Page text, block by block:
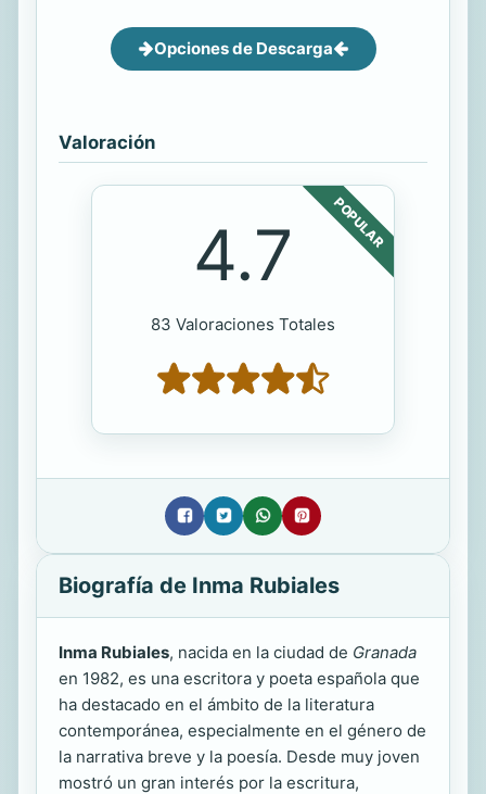
Opciones de Descarga
Valoración
POPULAR
4.7
83 Valoraciones Totales
Biografía de Inma Rubiales
Inma Rubiales, nacida en la ciudad de Granada
en 1982, es una escritora y poeta española que
ha destacado en el ámbito de la literatura
contemporánea, especialmente en el género de
la narrativa breve y la poesía. Desde muy joven
mostró un gran interés por la escritura,